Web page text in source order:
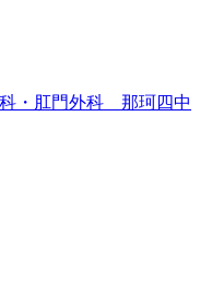
・肛門外科 那珂四中